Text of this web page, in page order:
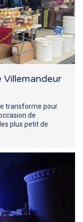
Villemandeur
transforme pour
de
plus petit de